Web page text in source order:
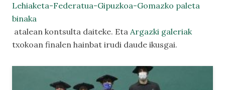
Lehiaketa-Federatua-Gipuzkoa-Gomazko paleta
binaka
atalean kontsulta daiteke. Eta Argazki galeriak
txokoan finalen hainbat irudi daude ikusgai.